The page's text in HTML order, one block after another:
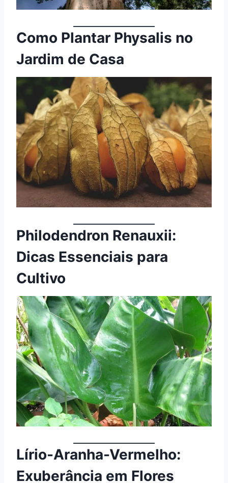
Como Plantar Physalis no
Jardim de Casa
Philodendron Renauxii:
Dicas Essenciais para
Cultivo
Lírio-Aranha-Vermelho:
Exuberância em Flores